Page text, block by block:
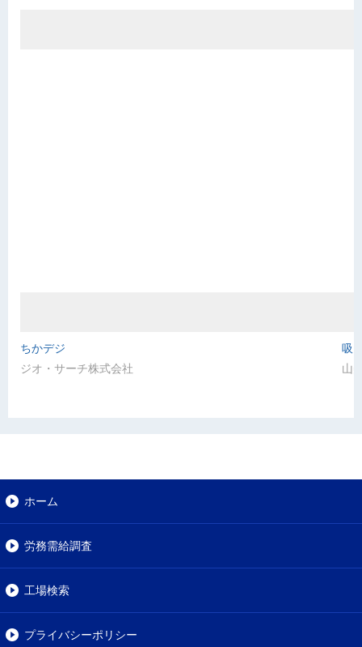
ちかデジ
ジオ・サーチ株式会社
吸
山
ホーム
労務需給調査
工場検索
プライバシーポリシー